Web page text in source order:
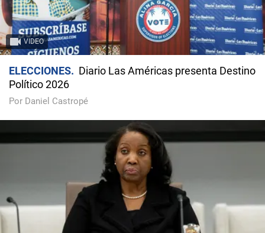
VIDEO
ELECCIONES
Diario Las Américas presenta Destino
Político 2026
Por Daniel Castropé